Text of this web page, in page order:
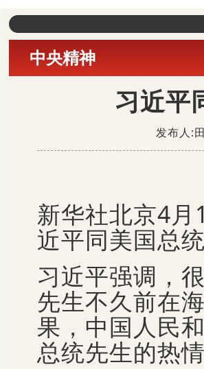
中央精神
习近平
发布人:
新华社北京4
近平同美国总
习近平强调，
先生不久前在
果，中国人民
总统先生的热